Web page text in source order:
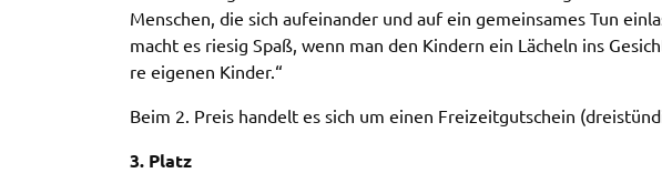
Menschen, die sich aufein­an­der und auf ein gemein­sa­mes Tun
macht es riesig Spaß, wenn man den Kindern ein Lächeln ins
re eige­nen Kinder.“
Beim 2. Preis handelt es sich um einen Frei­zeit­gut­schein
3. Platz
_pk_id
Erzeugt statistische Daten darüber, wie